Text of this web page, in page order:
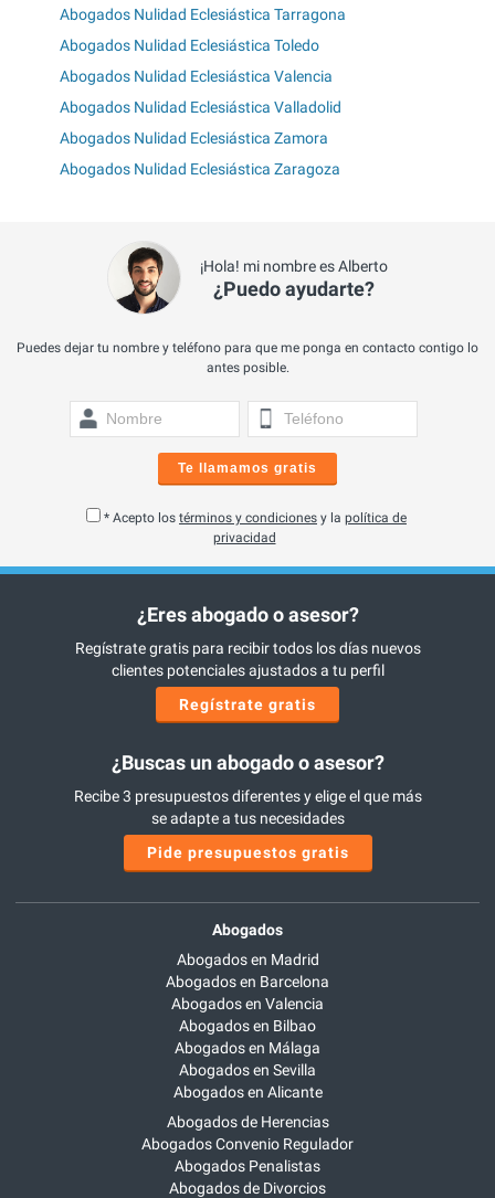
Abogados Nulidad Eclesiástica Tarragona
Abogados Nulidad Eclesiástica Toledo
Abogados Nulidad Eclesiástica Valencia
Abogados Nulidad Eclesiástica Valladolid
Abogados Nulidad Eclesiástica Zamora
Abogados Nulidad Eclesiástica Zaragoza
¡Hola! mi nombre es Alberto
¿Puedo ayudarte?
Puedes dejar tu nombre y teléfono para que me ponga en contacto contigo lo
antes posible.
Te llamamos gratis
* Acepto los términos y condiciones y la política de
privacidad
¿Eres abogado o asesor?
Regístrate gratis para recibir todos los días nuevos
clientes potenciales ajustados a tu perfil
Regístrate gratis
¿Buscas un abogado o asesor?
Recibe 3 presupuestos diferentes y elige el que más
se adapte a tus necesidades
Pide presupuestos gratis
Abogados
Abogados en Madrid
Abogados en Barcelona
Abogados en Valencia
Abogados en Bilbao
Abogados en Málaga
Abogados en Sevilla
Abogados en Alicante
Abogados de Herencias
Abogados Convenio Regulador
Abogados Penalistas
Abogados de Divorcios